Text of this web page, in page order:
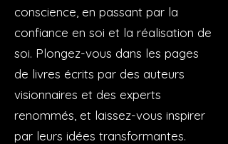
conscience, en passant par la
confiance en soi et la réalisation de
soi. Plongez-vous dans les pages
de livres écrits par des auteurs
visionnaires et des experts
renommés, et laissez-vous inspirer
par leurs idées transformantes.